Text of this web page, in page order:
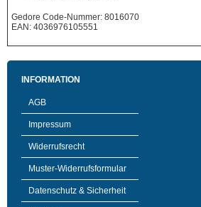
Gedore Code-Nummer: 8016070
EAN: 4036976105551
INFORMATION
AGB
Impressum
Widerrufsrecht
Muster-Widerrufsformular
Datenschutz & Sicherheit